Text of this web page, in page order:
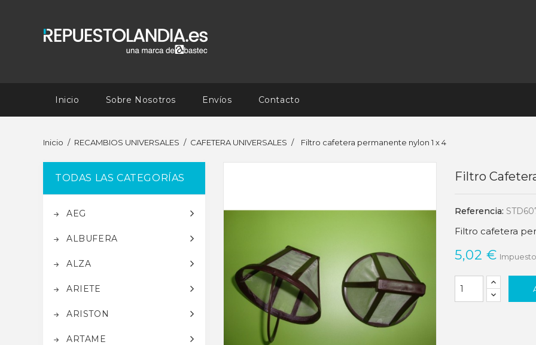
Inicio Sobre Nosotros Envíos Contacto
Inicio RECAMBIOS UNIVERSALES CAFETERA UNIVERSALES Filtro cafetera permanente nylon 1 x 4
TODAS LAS CATEGORÍAS
AEG
ALBUFERA
ALZA
ARIETE
ARISTON
ARTAME
Filtro
Referencia:
Filtro cafetera
5,02 €